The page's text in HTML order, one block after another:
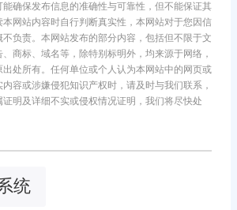
确保发布信息的准确性与可靠性，但不能保证其
网站内容时自行判断真实性，本网站对于您因信
负责。本网站发布的部分内容，包括但不限于文
商标、域名等，除特别标明外，均来源于网络，
处所有。任何单位或个人认为本网站中的网页或
容或涉嫌侵犯知识产权时，请及时与我们联系，
明及详细不实或侵权情况证明，我们将尽快处
统